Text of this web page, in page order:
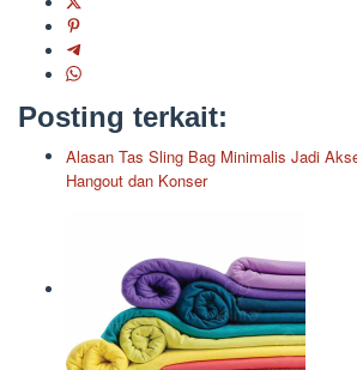
Posting terkait:
Alasan Tas Sling Bag Minimalis Jadi
Hangout dan Konser